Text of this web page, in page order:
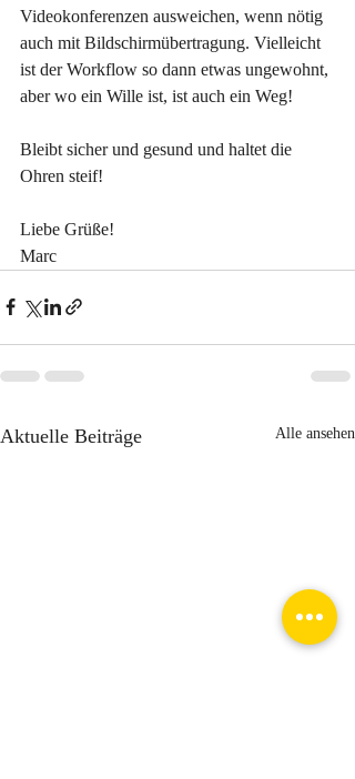
Videokonferenzen ausweichen, wenn nötig
auch mit Bildschirmübertragung. Vielleicht
ist der Workflow so dann etwas ungewohnt,
aber wo ein Wille ist, ist auch ein Weg!
Bleibt sicher und gesund und haltet die
Ohren steif!
Liebe Grüße!
Marc
Aktuelle Beiträge Alle ansehen